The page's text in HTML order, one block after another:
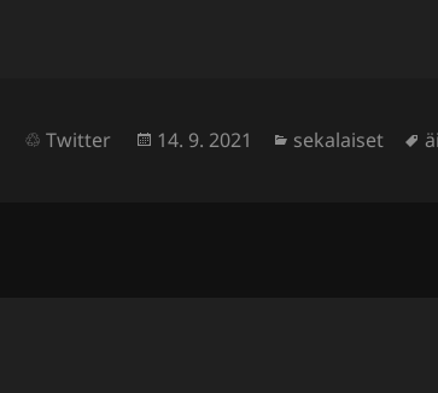
Twitter Julkaistu
14. 9. 2021 Kategoriat
sekalaiset